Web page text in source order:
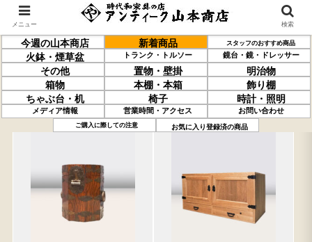
今週の山本商店 新着商品 スタッフのおすすめ商品
火鉢・煙草盆 トランク・トルソー 鏡台・鏡・ドレッサー
その他 置物・壁掛
明治物
箱物
本棚・本箱
飾り棚
ちゃぶ台・机
椅子 時計・照明
メディア情報 営業時間・アクセス お問い合わせ
ご購入に際しての注意 お気に入り登録済の商品
過去の取り扱い商品(4月10日分) 売約済の商品を非表示にする
メニュー 検索